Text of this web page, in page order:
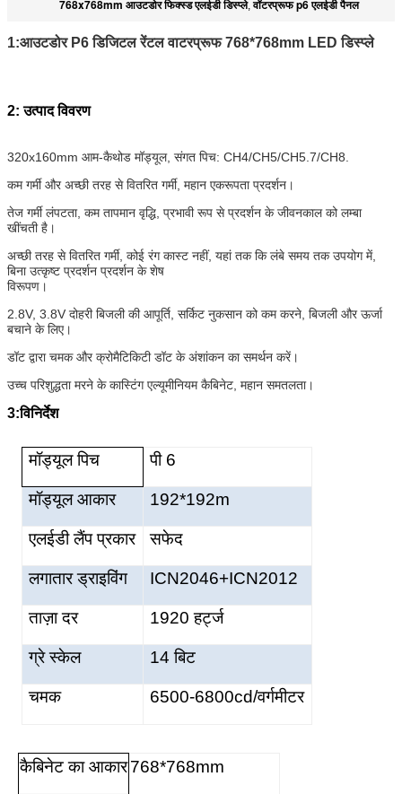
768x768mm आउटडोर फिक्स्ड एलईडी डिस्प्ले,वॉटरप्रूफ p6 एलईडी पैनल
1:आउटडोर P6 डिजिटल रेंटल वाटरप्रूफ 768*768mm LED डिस्प्ले
2: उत्पाद विवरण
320x160mm आम-कैथोड मॉड्यूल, संगत पिच: CH4/CH5/CH5.7/CH8.
कम गर्मी और अच्छी तरह से वितरित गर्मी, महान एकरूपता प्रदर्शन।
तेज गर्मी लंपटता, कम तापमान वृद्धि, प्रभावी रूप से प्रदर्शन के जीवनकाल को लम्बा
खींचती है।
अच्छी तरह से वितरित गर्मी, कोई रंग कास्ट नहीं, यहां तक ​​​​कि लंबे समय तक उपयोग में,
बिना उत्कृष्ट प्रदर्शन प्रदर्शन के शेष
विरूपण।
2.8V, 3.8V दोहरी बिजली की आपूर्ति, सर्किट नुकसान को कम करने, बिजली और ऊर्जा
बचाने के लिए।
डॉट द्वारा चमक और क्रोमैटिकिटी डॉट के अंशांकन का समर्थन करें।
उच्च परिशुद्धता मरने के कास्टिंग एल्यूमीनियम कैबिनेट, महान समतलता।
3:विनिर्देश
मॉड्यूल पिच पी 6
मॉड्यूल आकार 192*192m
एलईडी लैंप प्रकार सफेद
लगातार ड्राइविंग ICN2046+ICN2012
ताज़ा दर 1920 हर्ट्ज
ग्रे स्केल 14 बिट
चमक 6500-6800cd/वर्गमीटर
कैबिनेट का आकार768*768mm